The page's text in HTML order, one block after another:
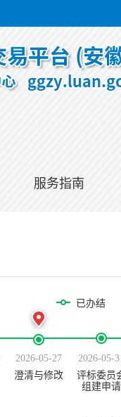
服务指南
已办结
2026-05-27
澄清与修改
2026-05-
评标委员
组建申请